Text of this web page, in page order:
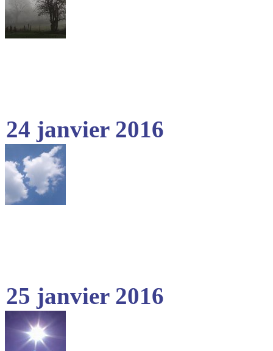
24 janvier 2016
25 janvier 2016